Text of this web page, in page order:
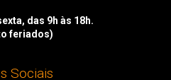
das 9h às 18h.
feriados)
Sociais